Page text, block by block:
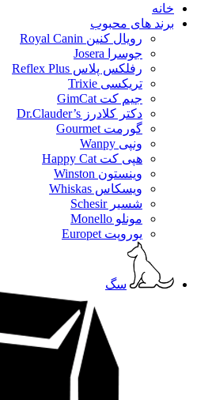
خانه
برند های محبوب
رویال کنین Royal Canin
جوسرا Josera
رفلکس پلاس Reflex Plus
تریکسی Trixie
جیم کت GimCat
دکتر کلادرز Dr.Clauder’s
گورمت Gourmet
ونپی Wanpy
هپی کت Happy Cat
وینستون Winston
ویسکاس Whiskas
شسیر Schesir
مونلو Monello
یوروپت Europet
سگ